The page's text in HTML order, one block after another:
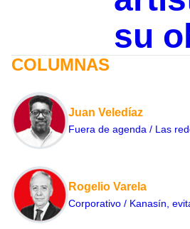
su
COLUMNAS
Juan Veledíaz
Fuera de agenda / Las
Rogelio Varela
Corporativo / Kanasín,